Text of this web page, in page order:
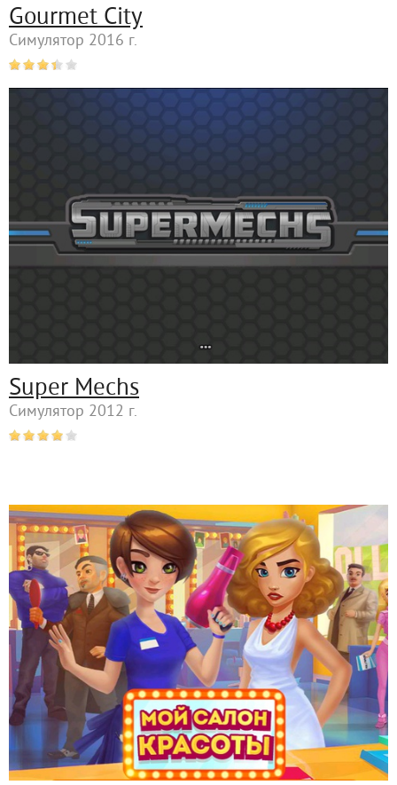
Gourmet City
Симулятор 2016 г.
Super Mechs
Симулятор 2012 г.